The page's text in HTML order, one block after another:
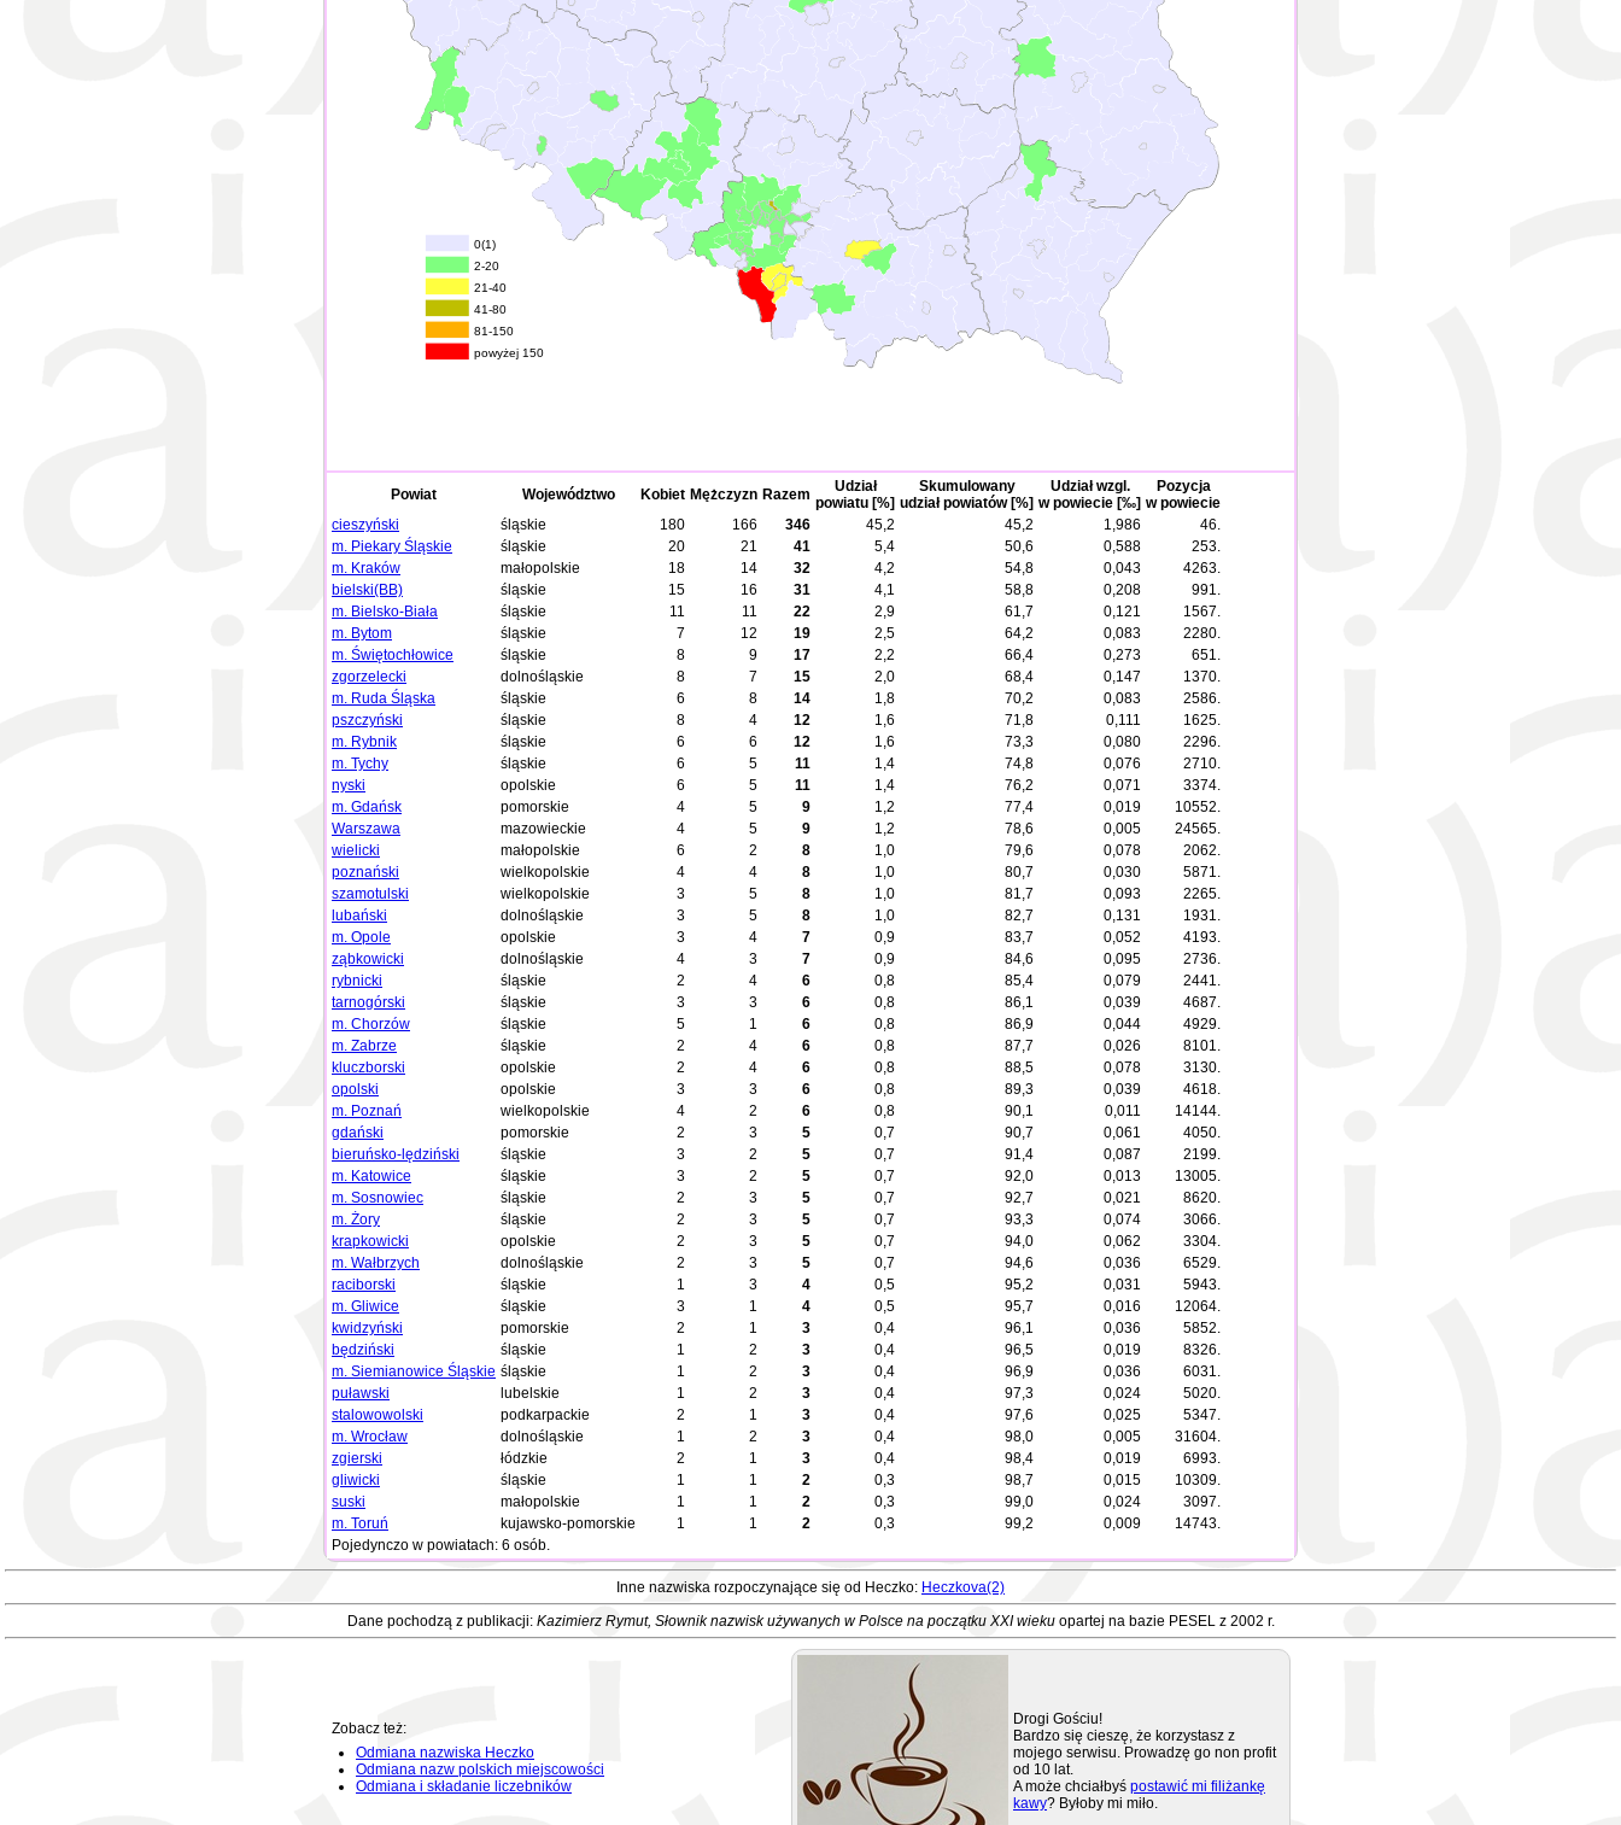
0(1)
2-20
21-40
41-80
81-150
powyżej 150
Powiat Województwo Kobiet Mężczyzn Razem
Udział
powiatu [%]
Skumulowany
udział powiatów [%]
Udział wzgl.
w powiecie [‰]
Pozycja
w powiecie
cieszyński
śląskie 180 166 346 45,2 45,2 1,986
46.
m. Piekary Śląskie
śląskie 20 21 41 5,4 50,6 0,588
253.
m. Kraków
małopolskie 18 14 32 4,2 54,8 0,043
4263.
bielski(BB)
śląskie 15 16 31 4,1 58,8 0,208
991.
m. Bielsko-Biała
śląskie 11 11 22 2,9 61,7 0,121
1567.
m. Bytom
śląskie 7 12 19 2,5 64,2 0,083
2280.
m. Świętochłowice
śląskie 8 9 17 2,2 66,4 0,273
651.
zgorzelecki
dolnośląskie 8 7 15 2,0 68,4 0,147
1370.
m. Ruda Śląska
śląskie 6 8 14 1,8 70,2 0,083
2586.
pszczyński
śląskie 8 4 12 1,6 71,8 0,111
1625.
m. Rybnik
śląskie 6 6 12 1,6 73,3 0,080
2296.
m. Tychy
śląskie 6 5 11 1,4 74,8 0,076
2710.
nyski
opolskie 6 5 11 1,4 76,2 0,071
3374.
m. Gdańsk
pomorskie 4 5 9 1,2 77,4 0,019
10552.
Warszawa
mazowieckie 4 5 9 1,2 78,6 0,005
24565.
wielicki
małopolskie 6 2 8 1,0 79,6 0,078
2062.
poznański
wielkopolskie 4 4 8 1,0 80,7 0,030
5871.
szamotulski
wielkopolskie 3 5 8 1,0 81,7 0,093
2265.
lubański
dolnośląskie 3 5 8 1,0 82,7 0,131
1931.
m. Opole
opolskie 3 4 7 0,9 83,7 0,052
4193.
ząbkowicki
dolnośląskie 4 3 7 0,9 84,6 0,095
2736.
rybnicki
śląskie 2 4 6 0,8 85,4 0,079
2441.
tarnogórski
śląskie 3 3 6 0,8 86,1 0,039
4687.
m. Chorzów
śląskie 5 1 6 0,8 86,9 0,044
4929.
m. Zabrze
śląskie 2 4 6 0,8 87,7 0,026
8101.
kluczborski
opolskie 2 4 6 0,8 88,5 0,078
3130.
opolski
opolskie 3 3 6 0,8 89,3 0,039
4618.
m. Poznań
wielkopolskie 4 2 6 0,8 90,1 0,011
14144.
gdański
pomorskie 2 3 5 0,7 90,7 0,061
4050.
bieruńsko-lędziński
śląskie 3 2 5 0,7 91,4 0,087
2199.
m. Katowice
śląskie 3 2 5 0,7 92,0 0,013
13005.
m. Sosnowiec
śląskie 2 3 5 0,7 92,7 0,021
8620.
m. Żory
śląskie 2 3 5 0,7 93,3 0,074
3066.
krapkowicki
opolskie 2 3 5 0,7 94,0 0,062
3304.
m. Wałbrzych
dolnośląskie 2 3 5 0,7 94,6 0,036
6529.
raciborski
śląskie 1 3 4 0,5 95,2 0,031
5943.
m. Gliwice
śląskie 3 1 4 0,5 95,7 0,016
12064.
kwidzyński
pomorskie 2 1 3 0,4 96,1 0,036
5852.
będziński
śląskie 1 2 3 0,4 96,5 0,019
8326.
m. Siemianowice Śląskie śląskie 1 2 3 0,4 96,9 0,036
6031.
puławski
lubelskie 1 2 3 0,4 97,3 0,024
5020.
stalowowolski
podkarpackie 2 1 3 0,4 97,6 0,025
5347.
m. Wrocław
dolnośląskie 1 2 3 0,4 98,0 0,005
31604.
zgierski
łódzkie 2 1 3 0,4 98,4 0,019
6993.
gliwicki
śląskie 1 1 2 0,3 98,7 0,015
10309.
suski
małopolskie 1 1 2 0,3 99,0 0,024
3097.
m. Toruń
kujawsko-pomorskie 1 1 2 0,3 99,2 0,009
14743.
Pojedynczo w powiatach: 6 osób.
Inne nazwiska rozpoczynające się od Heczko: Heczkova(2)
Dane pochodzą z publikacji: Kazimierz Rymut, Słownik nazwisk używanych w Polsce na początku XXI wiekuopartej na bazie PESEL z 2002 r.
Zobacz też:
Odmiana nazwiska Heczko
Odmiana nazw polskich miejscowości
Odmiana i składanie liczebników
Drogi Gościu!
Bardzo się cieszę, że korzystasz z
mojego serwisu. Prowadzę go non profit
od 10 lat.
A może chciałbyś postawić mi filiżankę
kawy? Byłoby mi miło.